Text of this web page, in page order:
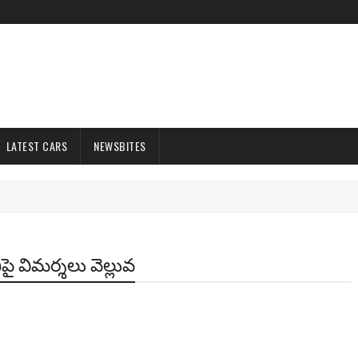
LATEST CARS NEWSBITES
విమర్శలు వెల్లువ